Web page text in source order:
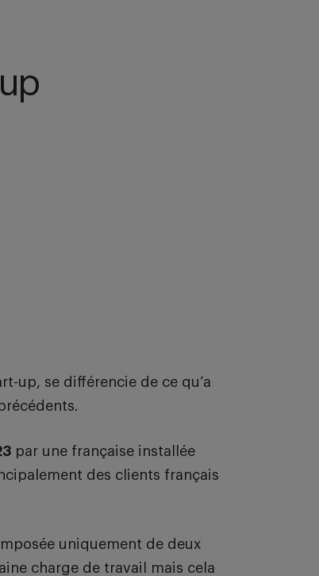
up, se différencie de ce qu’a
par une française installée
des clients français
uniquement de deux
charge de travail mais cela